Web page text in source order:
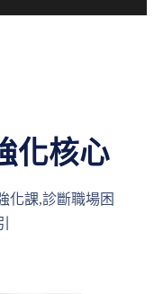
化核心
化課,診斷職場困